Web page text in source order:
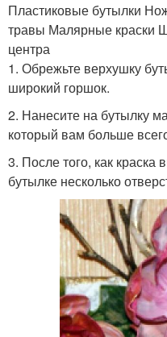
Пластиковые бутылки
травы Малярные краски
центра
1. Обрежьте верхушку
широкий горшок.
2. Нанесите на бутылку
который вам больше
3. После того, как краска
бутылке несколько